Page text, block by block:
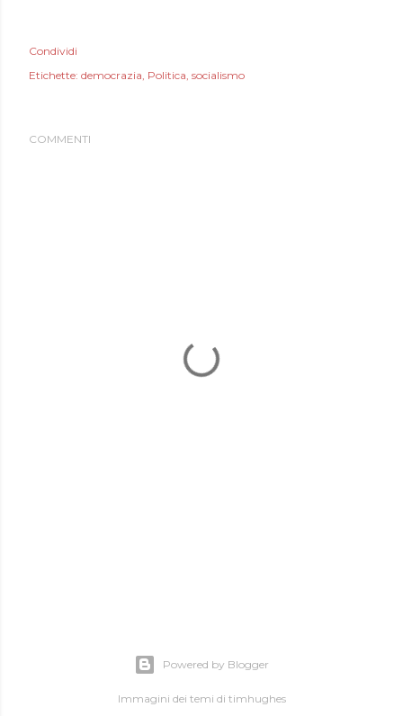
Condividi
Etichette: democrazia Politica socialismo
COMMENTI
Powered by Blogger
Immagini dei temi di timhughes